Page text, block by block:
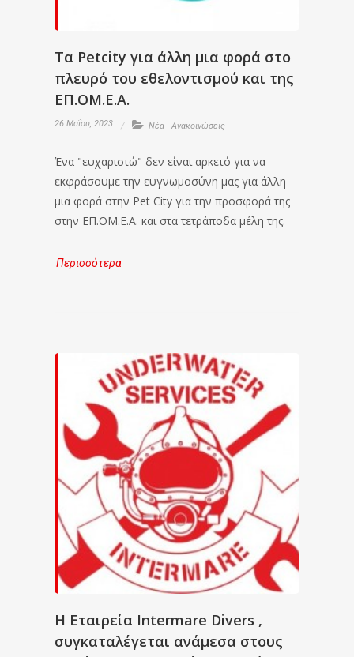
Τα Petcity για άλλη μια φορά στο
πλευρό του εθελοντισμού και της
ΕΠ.ΟΜ.Ε.Α.
26 Μαΐου, 2023 Νέα - Ανακοινώσεις
Ένα "ευχαριστώ" δεν είναι αρκετό για να
εκφράσουμε την ευγνωμοσύνη μας για άλλη
μια φορά στην Pet City για την προσφορά της
στην ΕΠ.ΟΜ.Ε.Α. και στα τετράποδα μέλη της.
Περισσότερα
Η Εταιρεία Intermare Divers ,
συγκαταλέγεται ανάμεσα στους